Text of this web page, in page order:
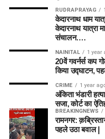
Zak Crawley
Will Smeed
Mitchell Marsh (C)
Mitchell Owen
Rehan Ahmed
Bowlers
RUDRAPRAYAG
केदारनाथ धाम
केदारनाथ यात्रा
संचालन….
NAINITAL 1 year
20वें गवर्नर्स कप
किया उद्घाटन,
CRIME 1 year
अंकिता भंडारी
सजा, कोर्ट का
BREAKINGNEWS
रामनगर:
पहले उठा बवाल |